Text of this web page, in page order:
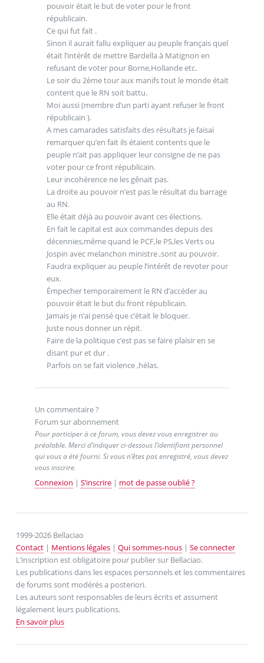
pouvoir était le but de voter pour le front
républicain.
Ce qui fut fait .
Sinon il aurait fallu expliquer au peuple français quel
était l’intérêt de mettre Bardella à Matignon en
refusant de voter pour Borne,Hollande etc.
Le soir du 2ème tour aux manifs tout le monde était
content que le RN soit battu.
Moi aussi (membre d’un parti ayant refuser le front
républicain ).
A mes camarades satisfaits des résultats je faisai
remarquer qu’en fait ils étaient contents que le
peuple n’ait pas appliquer leur consigne de ne pas
voter pour ce front républicain.
Leur incohérence ne les gênait pas.
La droite au pouvoir n’est pas le résultat du barrage
au RN.
Elle était déjà au pouvoir avant ces élections.
En fait le capital est aux commandes depuis des
décennies,même quand le PCF,le PS,les Verts ou
Jospin avec melanchon ministre ,sont au pouvoir.
Faudra expliquer au peuple l’intérêt de revoter pour
eux.
Émpecher temporairement le RN d’accéder au
pouvoir était le but du front républicain.
Jamais je n’ai pensé que c’était le bloquer.
Juste nous donner un répit.
Faire de la politique c’est pas se faire plaisir en se
disant pur et dur .
Parfois on se fait violence ,hélas.
Un commentaire ?
Forum sur abonnement
Pour participer à ce forum, vous devez vous enregistrer au
préalable. Merci d’indiquer ci-dessous l’identifiant personnel
qui vous a été fourni. Si vous n’êtes pas enregistré, vous devez
vous inscrire.
Connexion | S’inscrire| mot de passe oublié ?
1999-2026 Bellaciao
Contact| Mentions légales| Qui sommes-nous| Se connecter
L’inscription est obligatoire pour publier sur Bellaciao.
Les publications dans les espaces personnels et les commentaires
de forums sont modérés a posteriori.
Les auteurs sont responsables de leurs écrits et assument
légalement leurs publications.
En savoir plus